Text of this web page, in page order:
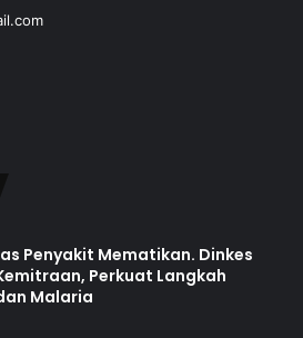
Penyakit Mematikan. Dinkes
Perkuat Langkah
Malaria